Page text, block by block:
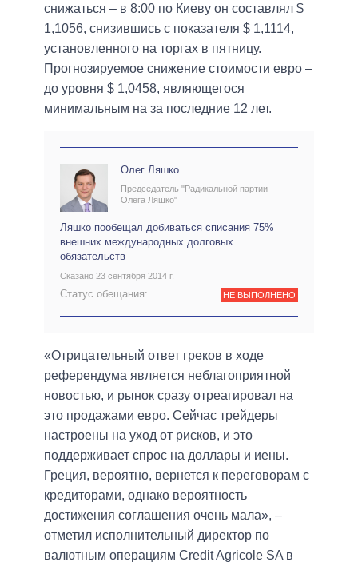
снижаться – в 8:00 по Киеву он составлял $
1,1056, снизившись с показателя $ 1,1114,
установленного на торгах в пятницу.
Прогнозируемое снижение стоимости евро –
до уровня $ 1,0458, являющегося
минимальным на за последние 12 лет.
Олег Ляшко
Председатель "Радикальной партии
Олега Ляшко"
Ляшко пообещал добиваться списания 75%
внешних международных долговых
обязательств
Сказано 23 сентября 2014 г.
Статус обещания: НЕ ВЫПОЛНЕНО
«Отрицательный ответ греков в ходе
референдума является неблагоприятной
новостью, и рынок сразу отреагировал на
это продажами евро. Сейчас трейдеры
настроены на уход от рисков, и это
поддерживает спрос на доллары и иены.
Греция, вероятно, вернется к переговорам с
кредиторами, однако вероятность
достижения соглашения очень мала», –
отметил исполнительный директор по
валютным операциям Credit Agricole SA в